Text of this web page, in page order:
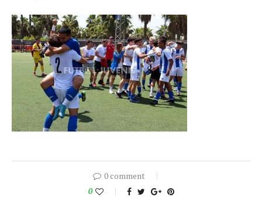
0 comment
0